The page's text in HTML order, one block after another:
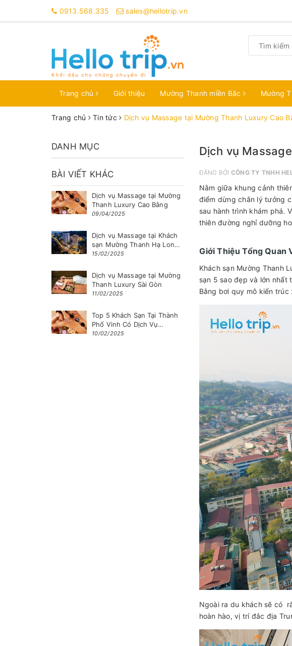
0913.568.335 sales@hellotrip.vn
Trang chủ Giới thiệu Mường Thanh miền Bắc Mường
Trang chủ Tin tức Dịch vụ Massage tại Mường Thanh Luxury Cao
Dịch vụ
ĐĂNG BỞI CÔNG TY TNHH
Nằm giữa khung cảnh
điểm dừng chân lý tưởng
sau hành trình khám phá.
thiên đường nghỉ dưỡng
Giới Thiệu Tổng Quan
Khách sạn Mường Thanh
sạn 5 sao đẹp và lớn nhất
Bằng bơi quy mô kiến
Ngoài ra du khách sẽ có
hoàn hào, vị trí đắc địa
DANH MỤC
BÀI VIẾT KHÁC
Dịch vụ Massage tại Mường
Thanh Luxury Cao Bằng
09/04/2025
Dịch vụ Massage tại Khách
sạn Mường Thanh Hạ Long,
Quảng Ninh
15/02/2025
Dịch vụ Massage tại Mường
Thanh Luxury Sài Gòn
11/02/2025
Top 5 Khách Sạn Tại Thành
Phố Vinh Có Dịch Vụ
Massage
10/02/2025